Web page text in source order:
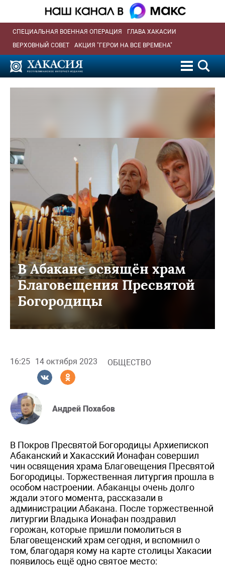
СПЕЦИАЛЬНАЯ ВОЕННАЯ ОПЕРАЦИЯ
ГЛАВА ХАКАСИИ
ВЕРХОВНЫЙ СОВЕТ
АКЦИЯ "ГЕРОИ НА ВСЕ ВРЕМЕНА"
В Абакане освящён храм
Благовещения Пресвятой
Богородицы
16:25 14 октября 2023 ОБЩЕСТВО
Андрей Похабов
В Покров Пресвятой Богородицы Архиепископ
Абаканский и Хакасский Ионафан совершил
чин освящения храма Благовещения Пресвятой
Богородицы. Торжественная литургия прошла в
особом настроении. Абаканцы очень долго
ждали этого момента, рассказали в
администрации Абакана. После торжественной
литургии Владыка Ионафан поздравил
горожан, которые пришли помолиться в
Благовещенский храм сегодня, и вспомнил о
том, благодаря кому на карте столицы Хакасии
появилось ещё одно святое место: